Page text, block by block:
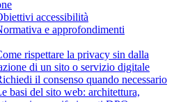
accessibilità
e approfondimenti
rispettare la privacy sin dalla
di un sito o servizio digitale
il consenso quando necessario
basi del sito web: architettura,